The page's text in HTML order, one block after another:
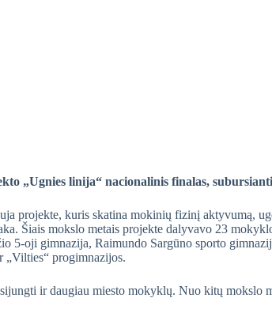
„Ugnies linija“ nacionalinis finalas,
projekte, kuris skatina mokinių fizinį aktyvumą,
Šiais mokslo metais projekte dalyvavo 23
5-oji gimnazija, Raimundo Sargūno sporto
„Vilties“ progimnazijos.
ir daugiau miesto mokyklų. Nuo kitų mokslo